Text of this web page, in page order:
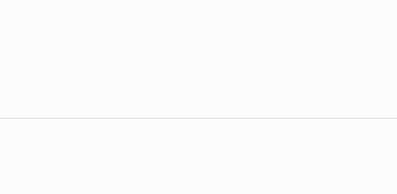
Navegación de entradas